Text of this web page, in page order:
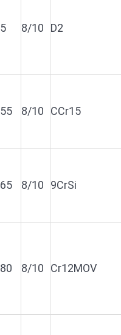
5 8/10 D2
55 8/10 CCr15
65 8/10 9CrSi
80 8/10 Cr12MOV